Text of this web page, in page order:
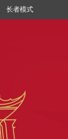
长者模式